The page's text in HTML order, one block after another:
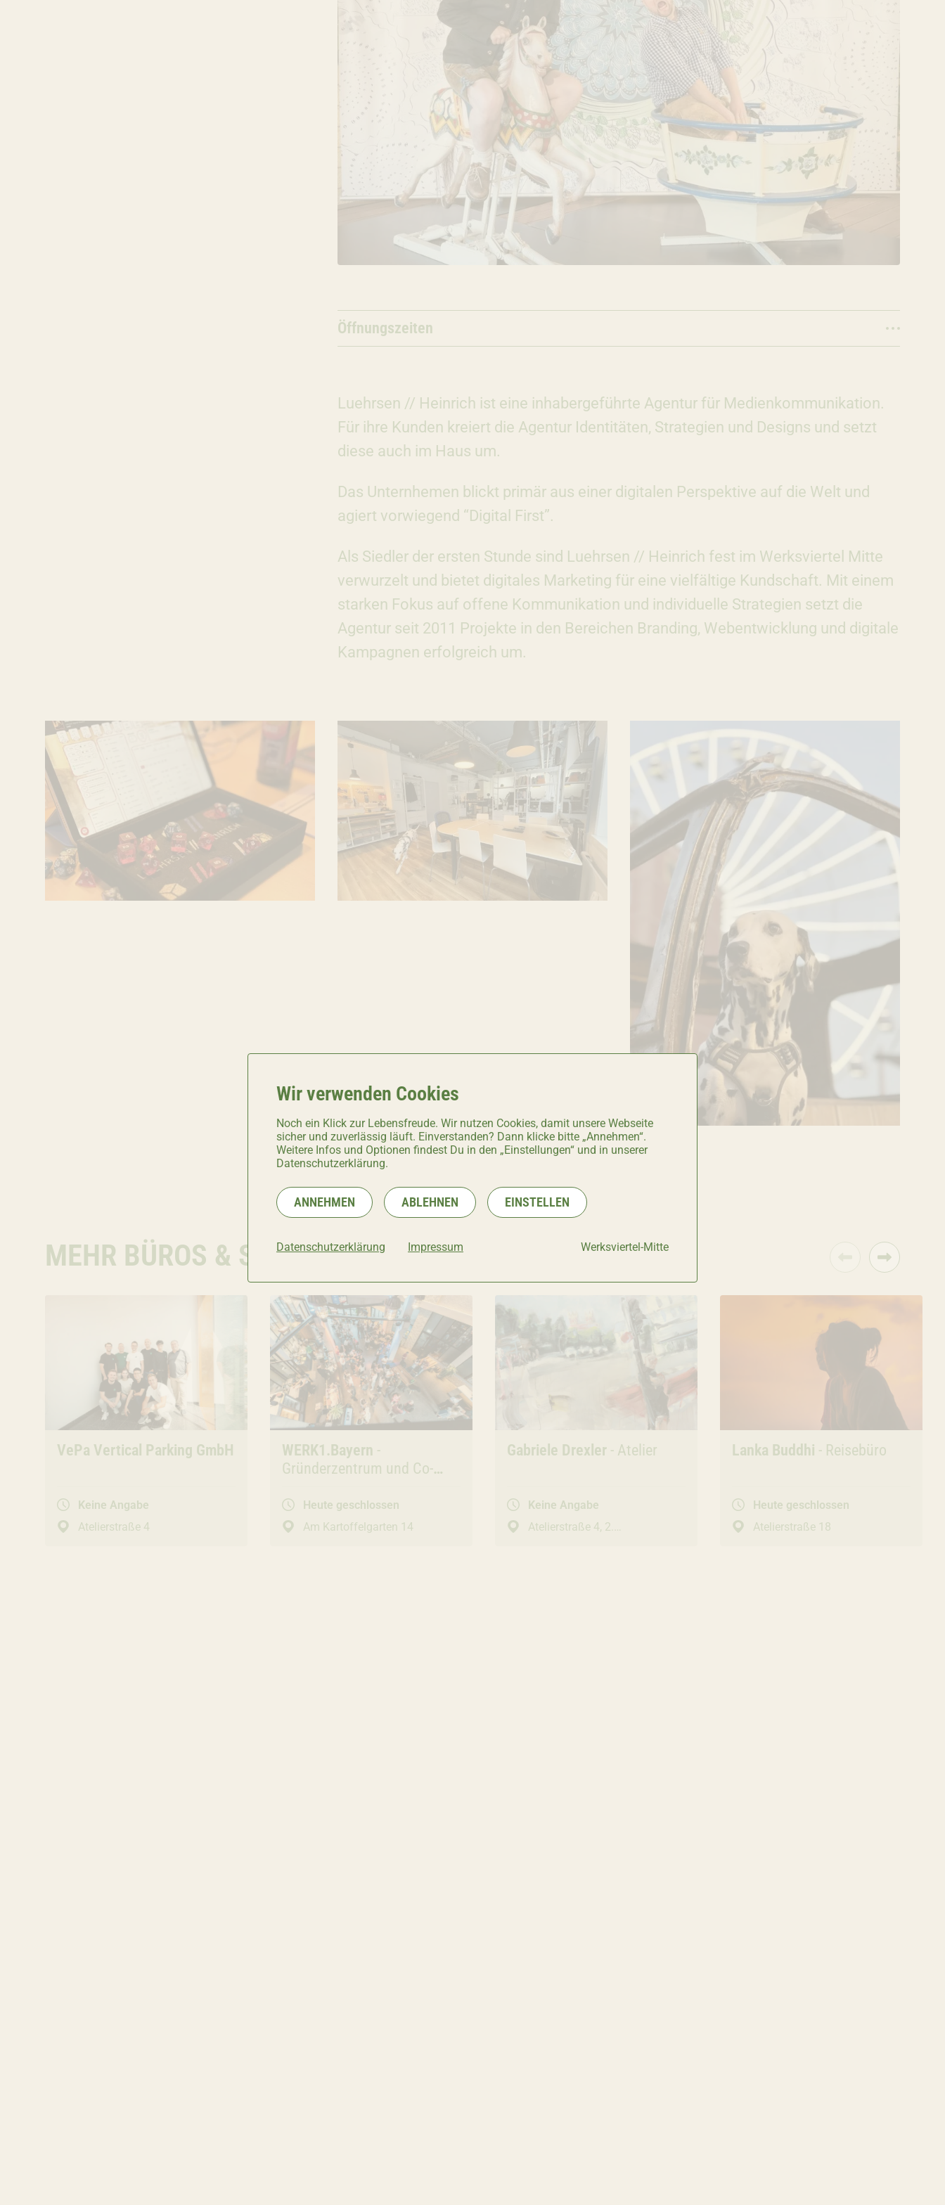
Öffnungszeiten
Luehrsen // Heinrich ist eine inhabergeführte Agentur für Medienkommunikation.
Für ihre Kunden kreiert die Agentur Identitäten, Strategien und Designs und setzt
diese auch im Haus um.
Das Unternhemen blickt primär aus einer digitalen Perspektive auf die Welt und
agiert vorwiegend “Digital First”.
Als Siedler der ersten Stunde sind Luehrsen // Heinrich fest im Werksviertel Mitte
verwurzelt und bietet digitales Marketing für eine vielfältige Kundschaft. Mit einem
starken Fokus auf offene Kommunikation und individuelle Strategien setzt die
Agentur seit 2011 Projekte in den Bereichen Branding, Webentwicklung und digitale
Kampagnen erfolgreich um.
MEHR BÜROS & STUDIOS
Büros & Studios
VePa Vertical Parking GmbH
Keine Angabe
Atelierstraße 4
Büros & Studios
WERK1.Bayern -
Gründerzentrum und Co-
Heute geschlossen
Am Kartoffelgarten 14
Büros & Studios
Gabriele Drexler - Atelier
Keine Angabe
Büros & Studios
Lanka Buddhi - Reisebüro
Heute geschlossen
Atelierstraße 18
Wir verwenden Cookies
Noch ein Klick zur Lebensfreude. Wir nutzen Cookies, damit unsere Webseite
sicher und zuverlässig läuft. Einverstanden? Dann klicke bitte „Annehmen“.
Weitere Infos und Optionen findest Du in den „Einstellungen“ und in unserer
Datenschutzerklärung.
ANNEHMEN ABLEHNEN EINSTELLEN
Datenschutzerklärung Impressum Werksviertel-Mitte